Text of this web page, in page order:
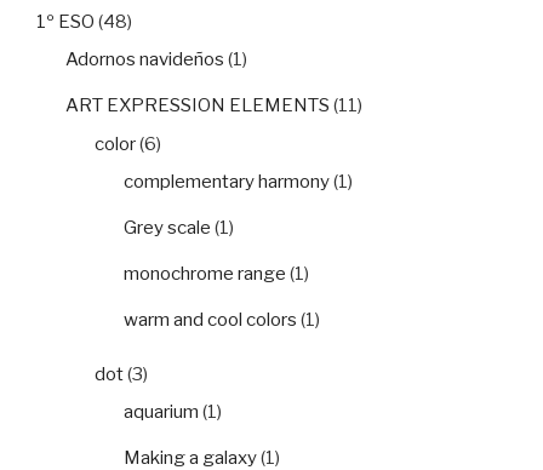
1º ESO (48)
Adornos navideños (1)
ART EXPRESSION ELEMENTS (11)
color(6)
complementary harmony(1)
Grey scale (1)
monochrome range (1)
warm and cool colors (1)
dot(3)
aquarium (1)
Making a galaxy(1)